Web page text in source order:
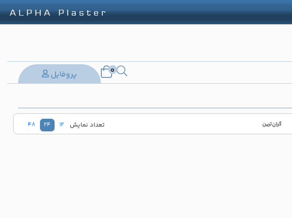
0 پروفایل
گران‌ترین تعداد نمایش 12
24
48